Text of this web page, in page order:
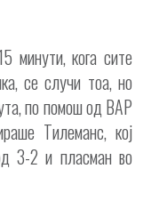
минути, кога сите
се случи тоа, но
по помош од ВАР
Тилеманс, кој
3-2 и пласман во